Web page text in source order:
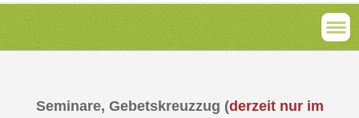
Seminare, Gebetskreuzzug (derzeit nur im